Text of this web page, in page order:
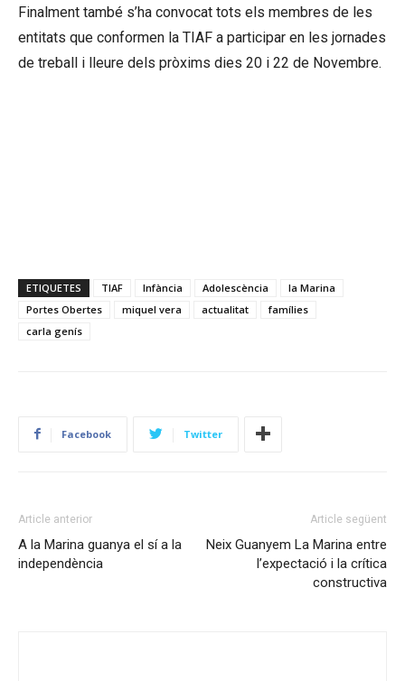
Finalment també s’ha convocat tots els membres de les
entitats que conformen la TIAF a participar en les jornades
de treball i lleure dels pròxims dies 20 i 22 de Novembre.
ETIQUETES TIAF Infància Adolescència
la Marina
Portes Obertes
miquel vera actualitat
famílies
carla genís
Facebook Twitter
Article anterior
A la Marina guanya el sí a la
independència
Article següent
Neix Guanyem La Marina entre
l’expectació i la crítica
constructiva